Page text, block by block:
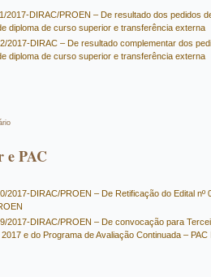
2017-DIRAC/PROEN – De resultado dos pedidos
diploma de curso superior e transferência externa
2017-DIRAC – De resultado complementar dos
diploma de curso superior e transferência externa
e PAC
2017-DIRAC/PROEN – De Retificação do Edital nº
2017-DIRAC/PROEN – De convocação para
e do Programa de Avaliação Continuada – PAC